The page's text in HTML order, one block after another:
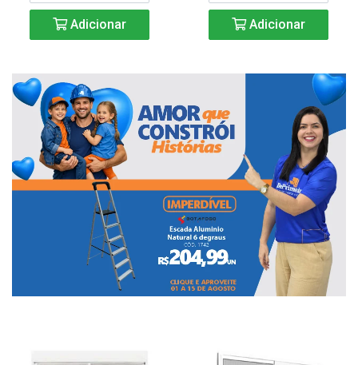
Adicionar Adicionar